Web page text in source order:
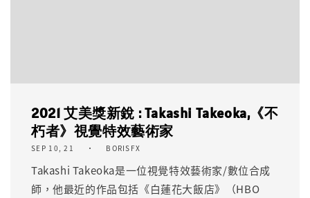
2021 艾美獎新銳 : Takashi Takeoka,《不
朽者》視覺特效藝術家
SEP 10, 21 BORISFX
Takashi Takeoka是一位視覺特效藝術家/數位合成
師，他最近的作品包括《白蓮花大飯店》（HBO